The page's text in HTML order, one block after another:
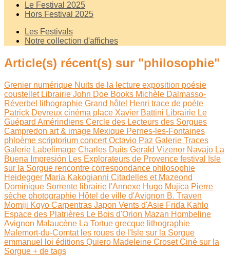
Le Festival 2025
Hors Festival 2025
Les Festivals
Notre collection d'affiches
Article(s) récent(s) sur "philosophie"
Grenier numérique Nuits de la lecture exposition poésie
coustellet Librairie John Doe Books Michèle Dalmasso-
Réverbel
lithographie Grand hôtel Henri trace de poète
Patrick Devreux cinéma place Xavier Battini Librairie Le
Guépard Amérindiens Cercle des Lecteurs des Sorgues
Campredon art & image Mexique Pernes-les-Fontaines
phloème scriptorium concertOctavio Paz Galerie Traces
Galerie Labelimage Charles Duits Gerald Vizenor Navajo La
Buena Impresión Les Explorateurs de Provence festival Isle
sur la Sorgue rencontre correspondance philosophie
Heidegger Maria Kakogianni Citadelles et Mazeond
Dominique Sorrente librairie l'Annexe Hugo Mujica Pierre
sèche photographie Hôtel de ville d'Avignon B. Traven
Momiji Koyo Carpentras Japon Vents d'Asie Frida Kahlo
Espace des Platrières Le Bois d'Orion Mazan Hombeline
Avignon Malaucène La Tortue grecque lithographie
Malemort-du-Comtat les roues de l'Isle sur la Sorgue
emmanuel loi éditions Quiero Madeleine CrosetCiné sur la
Sorgue + de tags